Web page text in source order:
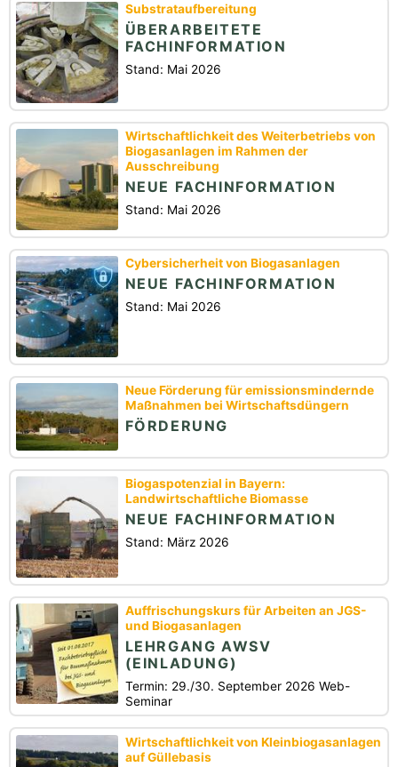
Substrataufbereitung
ÜBERARBEITETE
FACHINFORMATION
Stand: Mai 2026
Wirtschaftlichkeit des Weiterbetriebs von
Biogasanlagen im Rahmen der
Ausschreibung
NEUE FACHINFORMATION
Stand: Mai 2026
Cybersicherheit von Biogasanlagen
NEUE FACHINFORMATION
Stand: Mai 2026
Neue Förderung für emissionsmindernde
Maßnahmen bei Wirtschaftsdüngern
FÖRDERUNG
Biogaspotenzial in Bayern:
Landwirtschaftliche Biomasse
NEUE FACHINFORMATION
Stand: März 2026
Auffrischungskurs für Arbeiten an JGS-
und Biogasanlagen
LEHRGANG AWSV
(EINLADUNG)
Termin: 29./30. September 2026 Web-
Seminar
Wirtschaftlichkeit von Kleinbiogasanlagen
auf Güllebasis